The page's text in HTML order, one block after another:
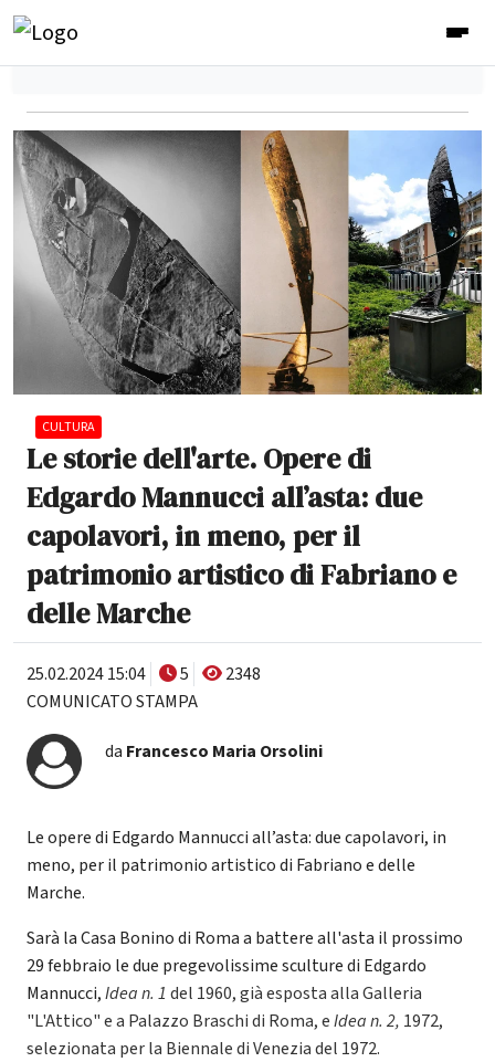
CULTURA
Le storie dell'arte. Opere di
Edgardo Mannucci all’asta: due
capolavori, in meno, per il
patrimonio artistico di Fabriano e
delle Marche
25.02.2024 15:04 5
2348
COMUNICATO STAMPA
da Francesco Maria Orsolini
Le opere di Edgardo Mannucci all’asta: due capolavori, in
meno, per il patrimonio artistico di Fabriano e delle
Marche.
Sarà la Casa Bonino di Roma a battere all'asta il prossimo
29 febbraio le due pregevolissime sculture di Edgardo
Mannucci,Idea n. 1 del 1960, già esposta alla Galleria
"L'Attico" e a Palazzo Braschi di Roma, eIdea n. 2, 1972,
selezionata per la Biennale di Venezia del 1972.